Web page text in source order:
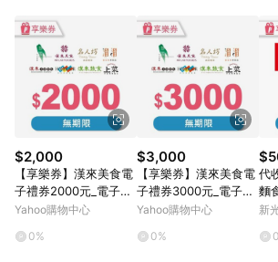
3. 訂單回饋金額將扣除運費/購物金/超贈點/福利
價券等虛擬貨幣折抵 4. 大宗採購或批發轉賣不具
有相關事證認定您為大宗採購、批發轉賣而非最終
相關認定以Yahoo購物中心之認定為準
$2,000
【享樂券】漢來美食電
子禮券2000元_電子憑
證
Yahoo購物中心
0%
$3,000
【享樂券】漢來美食電
子禮券3000元_電子憑
證
Yahoo購物中心
0%
代
麵
享
新